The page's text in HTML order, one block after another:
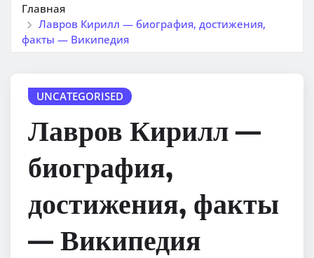
Главная
Лавров Кирилл — биография, достижения,
факты — Википедия
UNCATEGORISED
Лавров Кирилл —
биография,
достижения, факты
— Википедия